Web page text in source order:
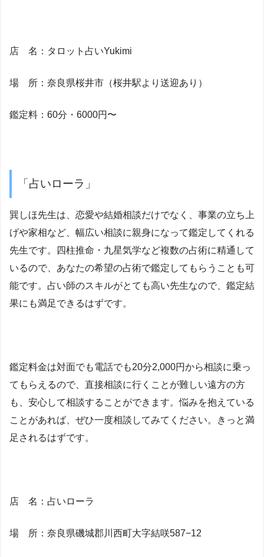
店 名：タロット占いYukimi
場 所： 奈良県桜井市（桜井駅より送迎あり）
鑑定料：60分・6000円〜
「占いローラ」
巽しほ先生は、恋愛や結婚相談だけでなく、事業の立ち上
げや家相など、幅広い相談に親身になって鑑定してくれる
先生です。四柱推命・九星気学など複数の占術に精通して
いるので、あなたの希望の占術で鑑定してもらうことも可
能です。占い師のスキルがとても高い先生なので、鑑定結
果にも満足できるはずです。
鑑定料金は対面でも電話でも20分2,000円から相談に乗っ
てもらえるので、直接相談に行くことが難しい遠方の方
も、安心して相談することができます。悩みを抱えている
ことがあれば、ぜひ一度相談してみてください。きっと満
足されるはずです。
店 名：占いローラ
場 所： 奈良県磯城郡川西町大字結咲587−12